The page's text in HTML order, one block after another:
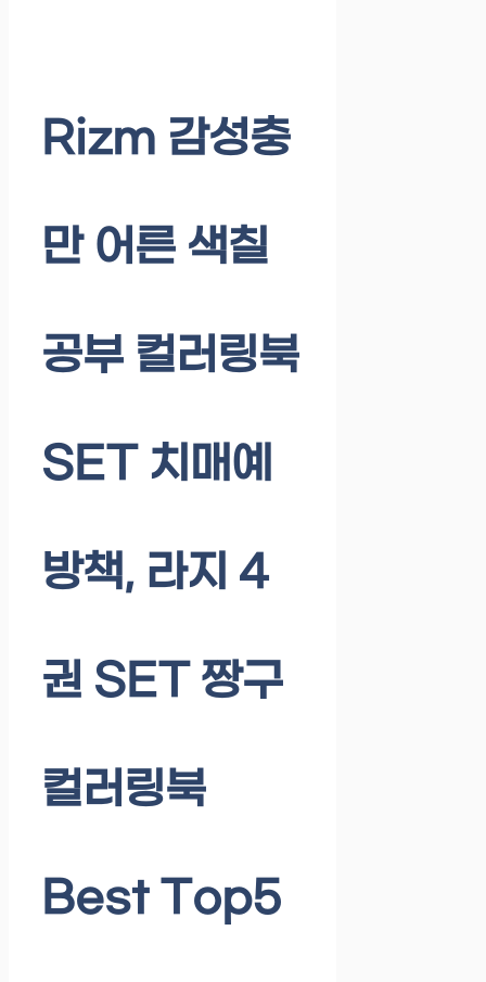
Rizm 감성충
만 어른 색칠
공부 컬러링북
SET 치매예
방책, 라지 4
권 SET 짱구
컬러링북
Best Top5